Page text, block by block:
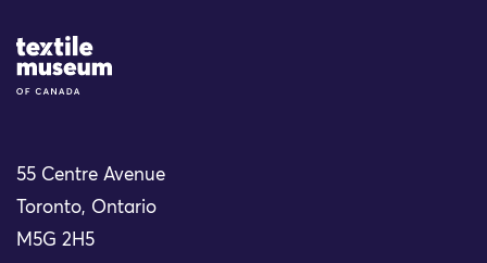
Site Logo
55 Centre Avenue
Toronto, Ontario
M5G 2H5